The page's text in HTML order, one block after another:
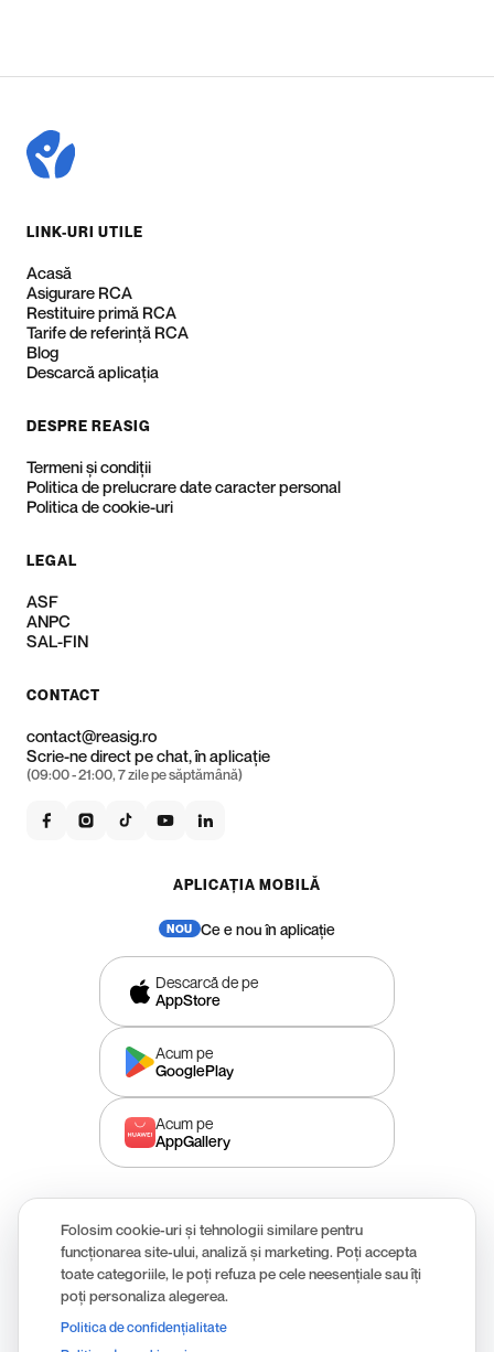
Folosim cookie-uri și tehnologii similare pentru
funcționarea site-ului, analiză și marketing. Poți accepta
toate categoriile, le poți refuza pe cele neesențiale sau îți
poți personaliza alegerea.
Politica de confidențialitate
LINK-URI UTILE
Acasă
Asigurare RCA
Restituire primă RCA
Tarife de referință RCA
Blog
Descarcă aplicația
DESPRE REASIG
Termeni și condiții
Politica de prelucrare date caracter personal
Politica de cookie-uri
LEGAL
ASF
ANPC
SAL-FIN
CONTACT
contact@reasig.ro
Scrie-ne direct pe chat, în aplicație
(09:00 - 21:00, 7 zile pe săptămână)
APLICAȚIA MOBILĂ
Ce e nou în aplicație
Descarcă de pe
AppStore
Acum pe
GooglePlay
Acum pe
AppGallery
Aplicație oferită de S.C. Transilvania Broker de Asigurare S.A.,
înregistrată la Autoritatea de Supraveghere Financiară (ASF) sub
numărul RBK-374/17.11.2006, prin S.C. REASIGAPP S.R.L în calitate de
asistent în brokeraj (distribuitor secundar).